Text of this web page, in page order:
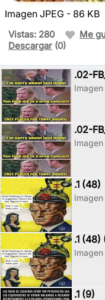
Imagen JPEG - 86 KB
Vistas: 280 Me
Descargar (0)
.02-
Imagen
.02-
Imagen
.1 (48)
Imagen
.1 (48)
Imagen
.1 (9)